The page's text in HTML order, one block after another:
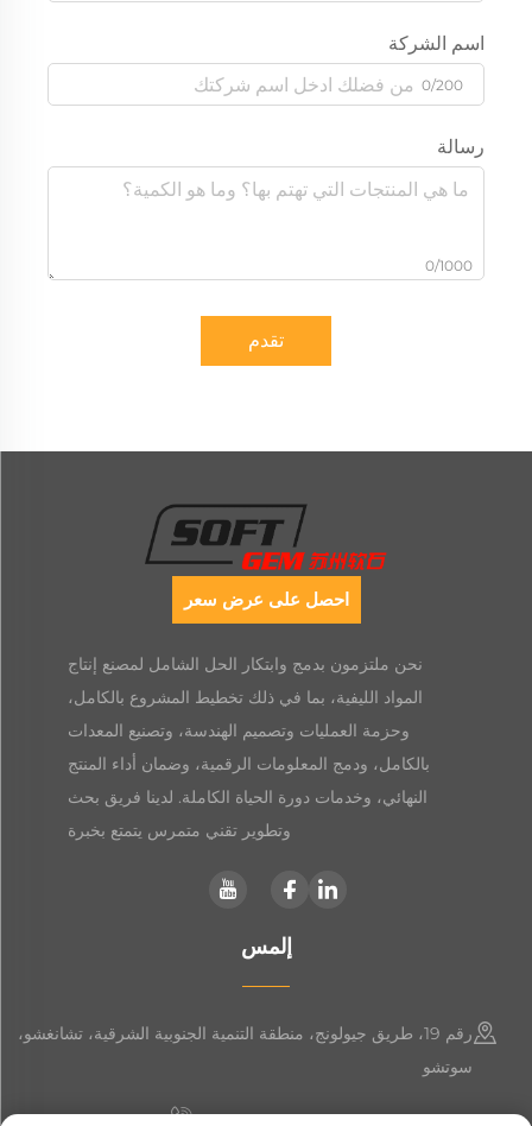
اسم الشركة
0/200
رسالة
0/1000
تقدم
احصل على عرض سعر
نحن ملتزمون بدمج وابتكار الحل الشامل لمصنع إنتاج
المواد الليفية، بما في ذلك تخطيط المشروع بالكامل،
وحزمة العمليات وتصميم الهندسة، وتصنيع المعدات
بالكامل، ودمج المعلومات الرقمية، وضمان أداء المنتج
النهائي، وخدمات دورة الحياة الكاملة. لدينا فريق بحث
وتطوير تقني متمرس يتمتع بخبرة
إلمس
رقم 19، طريق جيولونج، منطقة التنمية الجنوبية الشرقية، تشانغشو،
سوتشو
+86-19906239903